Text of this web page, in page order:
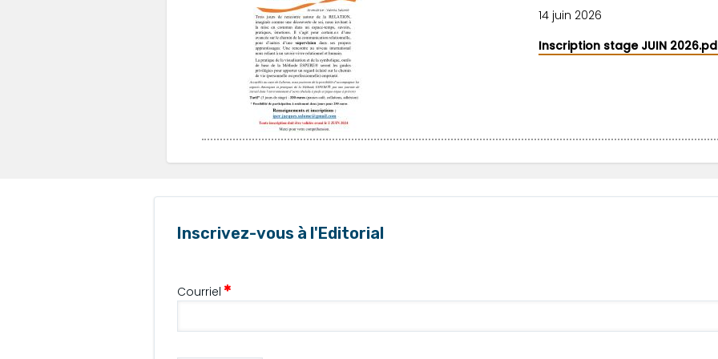
14 juin 2026
Inscription stage JUIN
Inscrivez-vous à l'Editorial
Courriel